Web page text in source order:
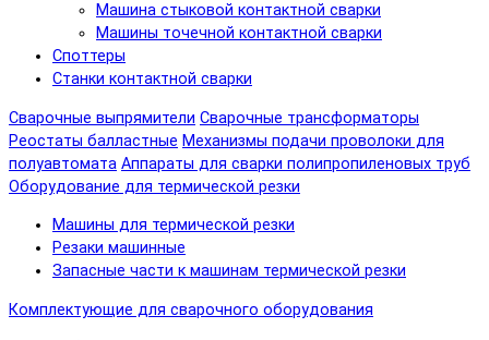
Машина стыковой контактной сварки
Машины точечной контактной сварки
Споттеры
Станки контактной сварки
Сварочные выпрямители Сварочные трансформаторы
Реостаты балластные Механизмы подачи проволоки для
полуавтомата Аппараты для сварки полипропиленовых труб
Оборудование для термической резки
Машины для термической резки
Резаки машинные
Запасные части к машинам термической резки
Комплектующие для сварочного оборудования